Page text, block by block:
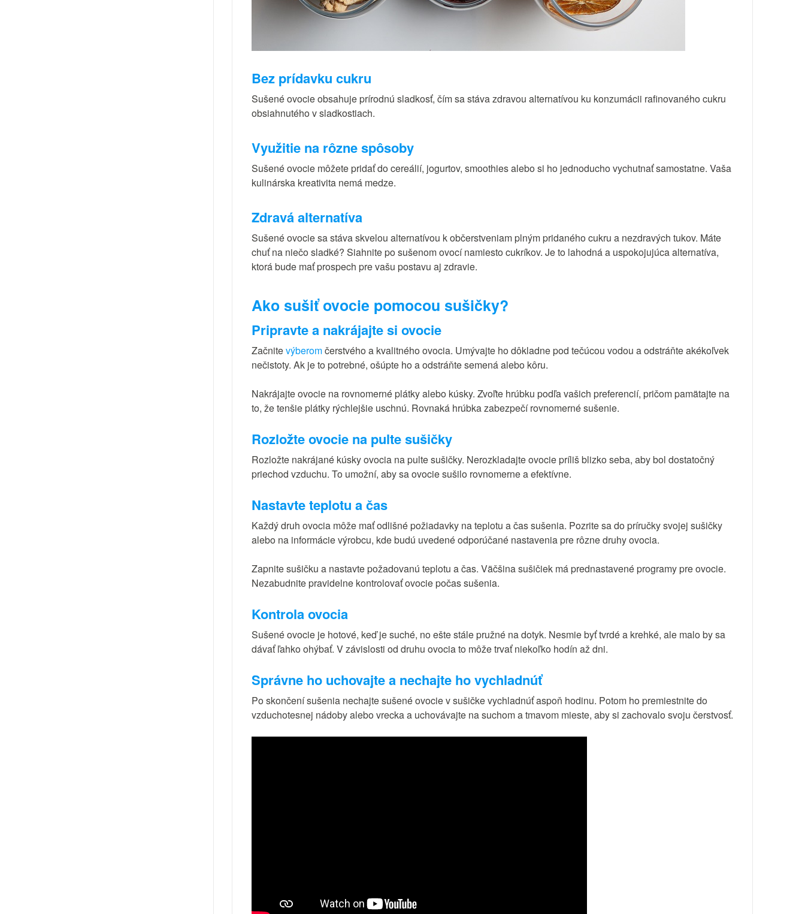
Bez prídavku cukru
Sušené ovocie obsahuje prírodnú sladkosť, čím sa stáva zdravou alternatívou ku konzumácii rafinovaného cukru
obsiahnutého v sladkostiach.
Využitie na rôzne spôsoby
Sušené ovocie môžete pridať do cereálií, jogurtov, smoothies alebo si ho jednoducho vychutnať samostatne. Vaša
kulinárska kreativita nemá medze.
Zdravá alternatíva
Sušené ovocie sa stáva skvelou alternatívou k občerstveniam plným pridaného cukru a nezdravých tukov. Máte
chuť na niečo sladké? Siahnite po sušenom ovocí namiesto cukríkov. Je to lahodná a uspokojujúca alternatíva,
ktorá bude mať prospech pre vašu postavu aj zdravie.
Ako sušiť ovocie pomocou sušičky?
Pripravte a nakrájajte si ovocie
Začnitevýberomčerstvého a kvalitného ovocia. Umývajte ho dôkladne pod tečúcou vodou a odstráňte akékoľvek
nečistoty. Ak je to potrebné, ošúpte ho a odstráňte semená alebo kôru.
Nakrájajte ovocie na rovnomerné plátky alebo kúsky. Zvoľte hrúbku podľa vašich preferencií, pričom pamätajte na
to, že tenšie plátky rýchlejšie uschnú. Rovnaká hrúbka zabezpečí rovnomerné sušenie.
Rozložte ovocie na pulte sušičky
Rozložte nakrájané kúsky ovocia na pulte sušičky. Nerozkladajte ovocie príliš blizko seba, aby bol dostatočný
priechod vzduchu. To umožní, aby sa ovocie sušilo rovnomerne a efektívne.
Nastavte teplotu a čas
Každý druh ovocia môže mať odlišné požiadavky na teplotu a čas sušenia. Pozrite sa do príručky svojej sušičky
alebo na informácie výrobcu, kde budú uvedené odporúčané nastavenia pre rôzne druhy ovocia.
Zapnite sušičku a nastavte požadovanú teplotu a čas. Väčšina sušičiek má prednastavené programy pre ovocie.
Nezabudnite pravidelne kontrolovať ovocie počas sušenia.
Kontrola ovocia
Sušené ovocie je hotové, keď je suché, no ešte stále pružné na dotyk. Nesmie byť tvrdé a krehké, ale malo by sa
dávať ľahko ohýbať. V závislosti od druhu ovocia to môže trvať niekoľko hodín až dni.
Správne ho uchovajte a nechajte ho vychladnúť
Po skončení sušenia nechajte sušené ovocie v sušičke vychladnúť aspoň hodinu. Potom ho premiestnite do
vzduchotesnej nádoby alebo vrecka a uchovávajte na suchom a tmavom mieste, aby si zachovalo svoju čerstvosť.